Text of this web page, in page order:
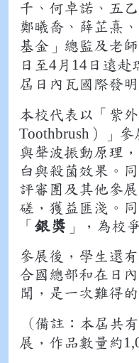
千、何卓諾、五
鄭曦喬、薛芷熹
基金」總監及老
日 至 4 月 14 日 遠赴
屆日內瓦國際發
本校代表以「紫
Toothbrush ）」
與聲波振動原理
白與殺菌效果。
評審團及其他參
磋，獲益匪淺。
「 銀獎 」，為校
參展後，學生還
合國總部和在日
聞，是一次難得
(備註︰本屆共有
展，作品數量約